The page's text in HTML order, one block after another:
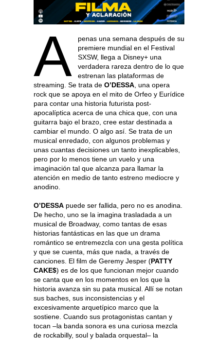
A
penas una semana después de su
premiere mundial en el Festival
SXSW, llega a Disney+ una
verdadera rareza dentro de lo que
estrenan las plataformas de
streaming. Se trata de O’DESSA , una opera
rock que se apoya en el mito de Orfeo y Eurídice
para contar una historia futurista post-
apocalíptica acerca de una chica que, con una
guitarra bajo el brazo, cree estar destinada a
cambiar el mundo. O algo así. Se trata de un
musical enredado, con algunos problemas y
unas cuantas decisiones un tanto inexplicables,
pero por lo menos tiene un vuelo y una
imaginación tal que alcanza para llamar la
atención en medio de tanto estreno mediocre y
anodino.
O’DESSA puede ser fallida, pero no es anodina.
De hecho, uno se la imagina trasladada a un
musical de Broadway, como tantas de esas
historias fantásticas en las que un drama
romántico se entremezcla con una gesta política
y que se cuenta, más que nada, a través de
canciones. El film de Geremy Jesper (PATTY
CAKE$) es de los que funcionan mejor cuando
se canta que en los momentos en los que la
historia avanza sin su pata musical. Allí se notan
sus baches, sus inconsistencias y el
excesivamente arquetípico marco que la
sostiene. Cuando sus protagonistas cantan y
tocan –la banda sonora es una curiosa mezcla
de rockabilly, soul y balada orquestal– la